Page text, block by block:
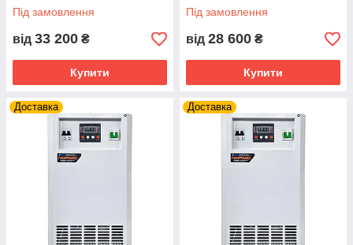
Під замовлення
від 33 200 ₴
Купити
Під замовлення
від 28 600 ₴
Купити
Доставка Доставка